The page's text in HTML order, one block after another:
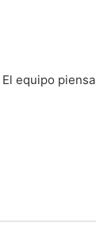
equipo piensa